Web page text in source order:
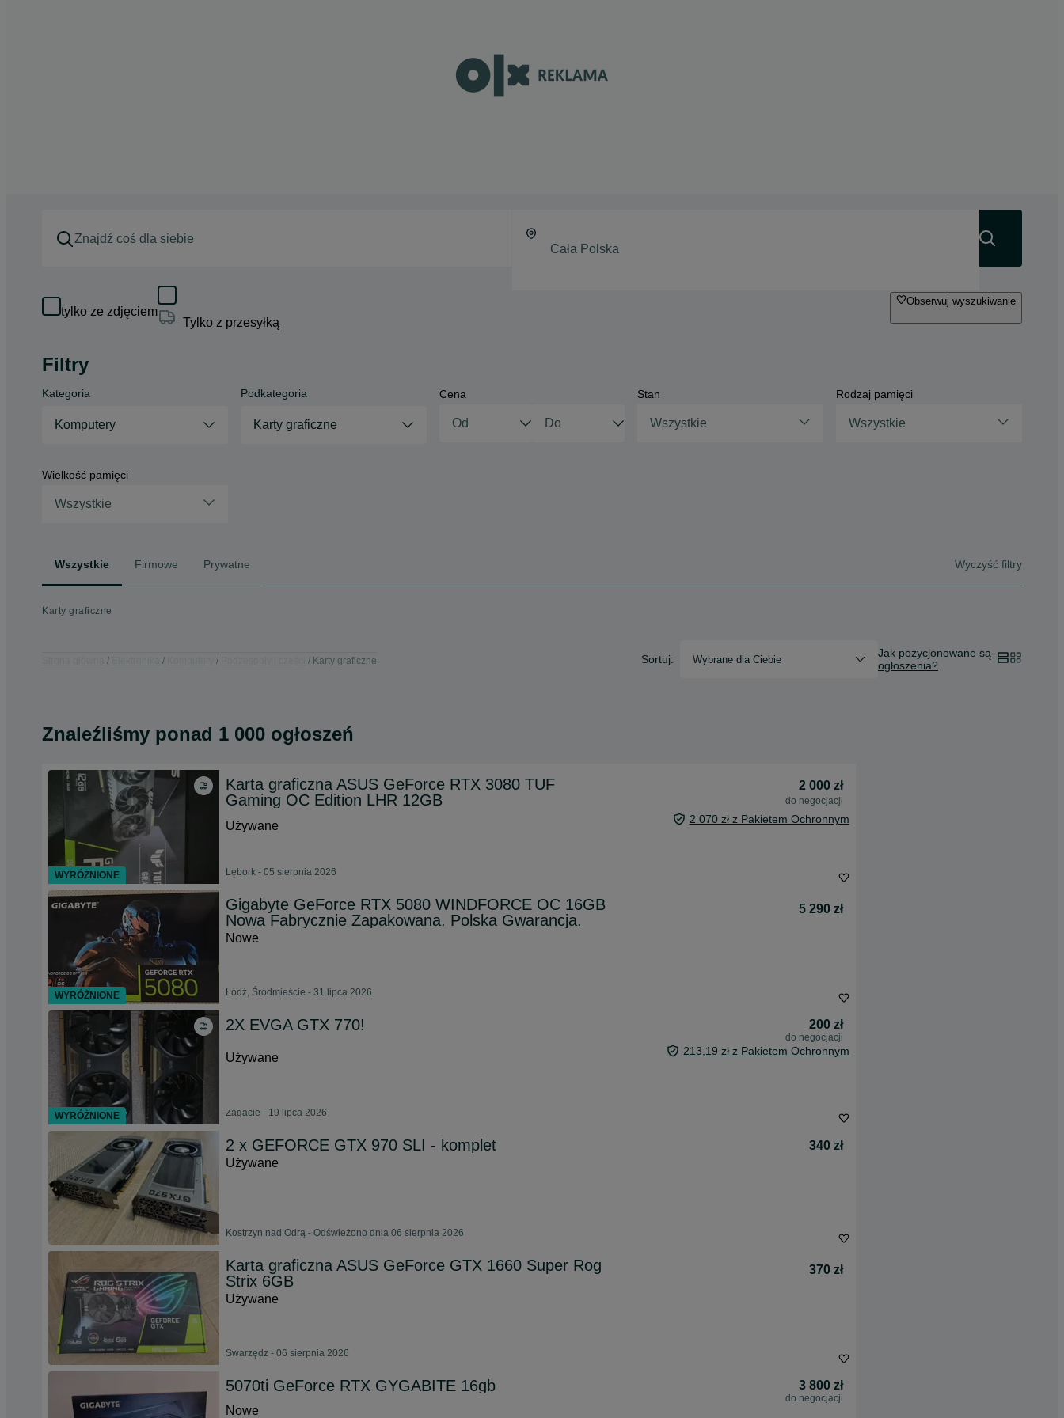
tylko ze zdjęciem
Tylko z przesyłką
Obserwuj wyszukiwanie
Filtry
Kategoria
Komputery
Podkategoria
Karty graficzne
Cena Stan
Wszystkie
Rodzaj pamięci
Wszystkie
Wielkość pamięci
Wszystkie
Wszystkie Firmowe Prywatne Wyczyść filtry
Karty graficzne
Karty graficzne Sortuj: Wybrane dla Ciebie
Jak pozycjonowane są
ogłoszenia?
Znaleźliśmy ponad 1 000 ogłoszeń
Karta graficzna ASUS GeForce RTX 3080 TUF
Gaming OC Edition LHR 12GB
2 000 zł
do negocjacji
Używane 2 070 zł z Pakietem Ochronnym
Lębork - 05 sierpnia 2026
Gigabyte GeForce RTX 5080 WINDFORCE OC 16GB
Nowa Fabrycznie Zapakowana. Polska Gwarancja.
5 290 zł
Nowe
Łódź, Śródmieście - 31 lipca 2026
2X EVGA GTX 770! 200 zł
do negocjacji
Używane 213,19 zł z Pakietem Ochronnym
Zagacie - 19 lipca 2026
2 x GEFORCE GTX 970 SLI - komplet
340 zł
Używane
Kostrzyn nad Odrą - Odświeżono dnia 06 sierpnia 2026
Karta graficzna ASUS GeForce GTX 1660 Super Rog
Strix 6GB
370 zł
Używane
Swarzędz - 06 sierpnia 2026
5070ti GeForce RTX GYGABITE 16gb 3 800 zł
do negocjacji
Nowe
WYRÓŻNIONE
WYRÓŻNIONE
WYRÓŻNIONE